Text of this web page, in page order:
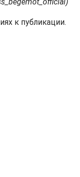
к публикации.